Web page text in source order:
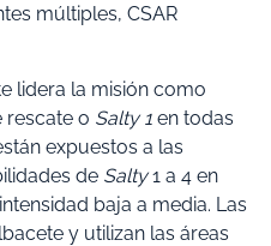
múltiples, CSAR
lidera la misión como
rescate o Salty 1 en todas
expuestos a las
de Salty1 a 4 en
baja a media. Las
y utilizan las áreas